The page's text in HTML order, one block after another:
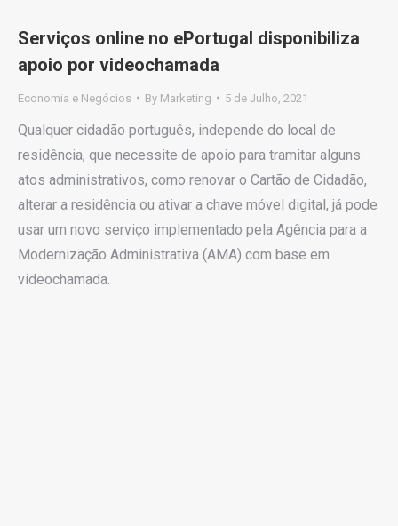
Serviços online no ePortugal disponibiliza
apoio por videochamada
Economia e Negócios By Marketing 5 de Julho, 2021
Qualquer cidadão português, independe do local de
residência, que necessite de apoio para tramitar alguns
atos administrativos, como renovar o Cartão de Cidadão,
alterar a residência ou ativar a chave móvel digital, já pode
usar um novo serviço implementado pela Agência para a
Modernização Administrativa (AMA) com base em
videochamada.